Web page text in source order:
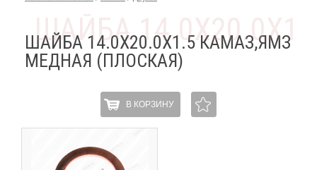
ШАЙБА 14.0Х20.0Х1.5 КАМАЗ,ЯМЗ
МЕДНАЯ (ПЛОСКАЯ)
В КОРЗИНУ